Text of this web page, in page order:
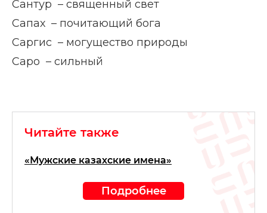
Сантур – священный свет
Сапах – почитающий бога
Саргис – могущество природы
Саро – сильный
Читайте также
«Мужские казахские имена»
Подробнее